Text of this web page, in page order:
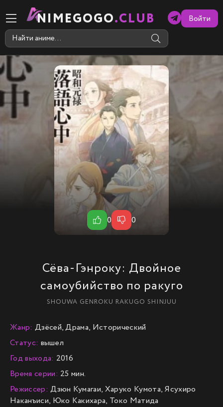
NIMEGOGO.CLUB Войти
Сёва-Гэнроку: Двойное
самоубийство по ракуго
SHOUWA GENROKU RAKUGO SHINJUU
0 0
Жанр: Дзёсей, Драма, Исторический
Статус: вышел
Год выхода: 2016
Время серии: 25 мин.
Режиссер: Дзюн Кумагаи, Харуко Кумота, Ясухиро
Наканъиси, Юко Какихара, Токо Матида